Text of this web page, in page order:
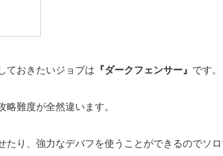
ておきたいジョブは 『ダークフェンサー』 です。
略難度が全然違います。
たり、強力なデバフを使うことができるのでソ